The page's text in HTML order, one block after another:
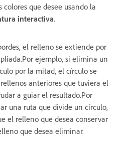
que desee usando la
interactiva.
el relleno se extiende por
ejemplo, si elimina un
por la mitad, el círculo se
anteriores que tuviera el
a guiar el resultado.Por
una ruta que divide un círculo,
el relleno que desea conservar
que desea eliminar.